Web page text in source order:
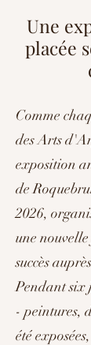
Une
placée
Comme
des Arts
exposition
de
2026,
une
succès
Pendant six
- peintures,
été